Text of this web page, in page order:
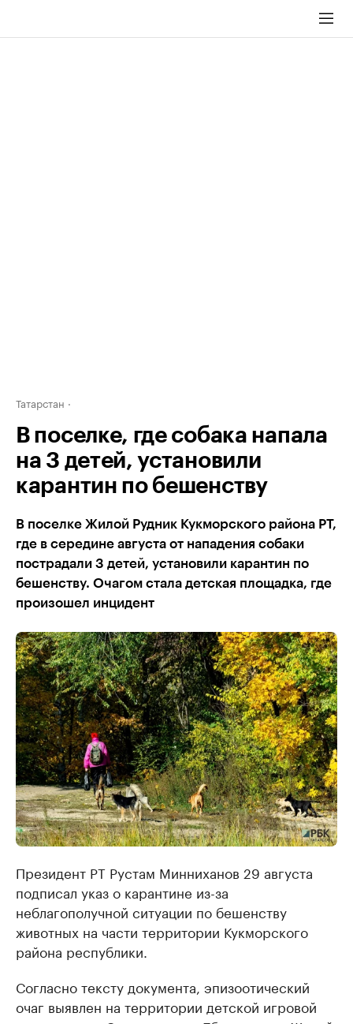
Татарстан
В поселке, где собака напала
на 3 детей, установили
карантин по бешенству
В поселке Жилой Рудник Кукморского района РТ,
где в середине августа от нападения собаки
пострадали 3 детей, установили карантин по
бешенству. Очагом стала детская площадка, где
произошел инцидент
Президент РТ Рустам Минниханов 29 августа
подписал указ о карантине из-за
неблагополучной ситуации по бешенству
животных на части территории Кукморского
района республики.
Согласно тексту документа, эпизоотический
очаг выявлен на территории детской игровой